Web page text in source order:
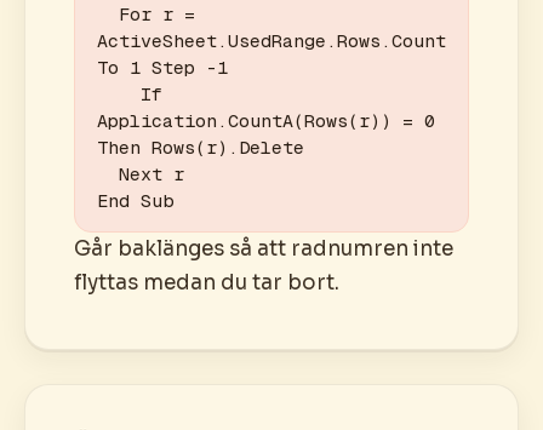
ActiveSheet.UsedRange.Rows.Count
To 1 Step -1
Application.CountA(Rows(r)) = 0
Then Rows(r).Delete
End Sub
Går baklänges så att radnumren inte
flyttas medan du tar bort.